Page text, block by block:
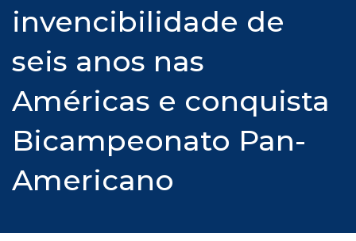
invencibilidade de
seis anos nas
Américas e conquista
Bicampeonato Pan-
Americano